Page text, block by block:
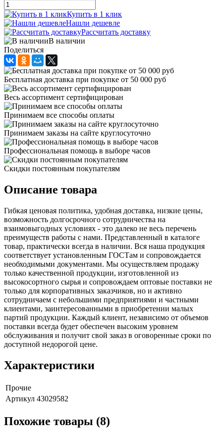
Купить в 1 клик
Нашли дешевле
Рассчитать доставку
В наличии
Поделиться
Бесплатная доставка при покупке от 50 000 руб
Весь ассортимент сертифицирован
Принимаем все способы оплаты
Принимаем заказы на сайте круглосуточно
Профессиональная помощь в выборе часов
Скидки постоянным покупателям
Описание товара
Гибкая ценовая политика, удобная доставка, низкие цены,
возможность долгосрочного сотрудничества на
взаимовыгодных условиях - это далеко не весь перечень
преимуществ работы с нами. Представленный в каталоге
товар, практически всегда в наличии. Вся наша продукция
соответствует установленным ГОСТам и сопровождается
необходимыми документами. Мы осуществляем продажу
только качественной продукции, изготовленной из
высокосортного сырья и сопровождаем оптовые поставки не
только для корпоративных заказчиков, но и активно
сотрудничаем с небольшими предприятиями и частными
клиентами, заинтересованными в приобретении малых
партий продукции. Каждый клиент, независимо от объемов
поставки всегда будет обеспечен высоким уровнем
обслуживания и получит свой заказ в оговоренные сроки по
доступной недорогой цене.
Характеристики
Прочие
Артикул 43029582
Похожие товары (8)